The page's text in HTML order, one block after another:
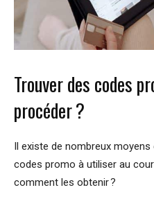
Trouver des codes
procéder ?
Il existe de nombreux
codes promo à utiliser au
comment les obtenir ?